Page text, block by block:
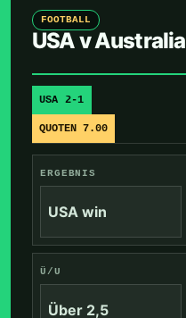
FOOTBALL
USA v Australia
USA 2-1
QUOTEN 7.00
ERGEBNIS
USA win
Ü/U
Über 2,5